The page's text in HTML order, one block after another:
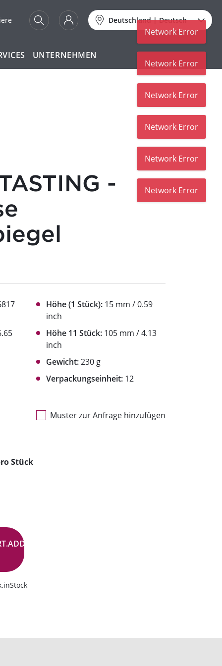
Deutschland|Deutsch
UNTERNEHMEN
-
Höhe (1 Stück): 15 mm / 0.59
inch
Höhe 11 Stück: 105 mm / 4.13
inch
Gewicht:230 g
Verpackungseinheit: 12
Muster zur Anfrage hinzufügen
Stück
Network Error
Network Error
Network Error
Network Error
Network Error
Network Error